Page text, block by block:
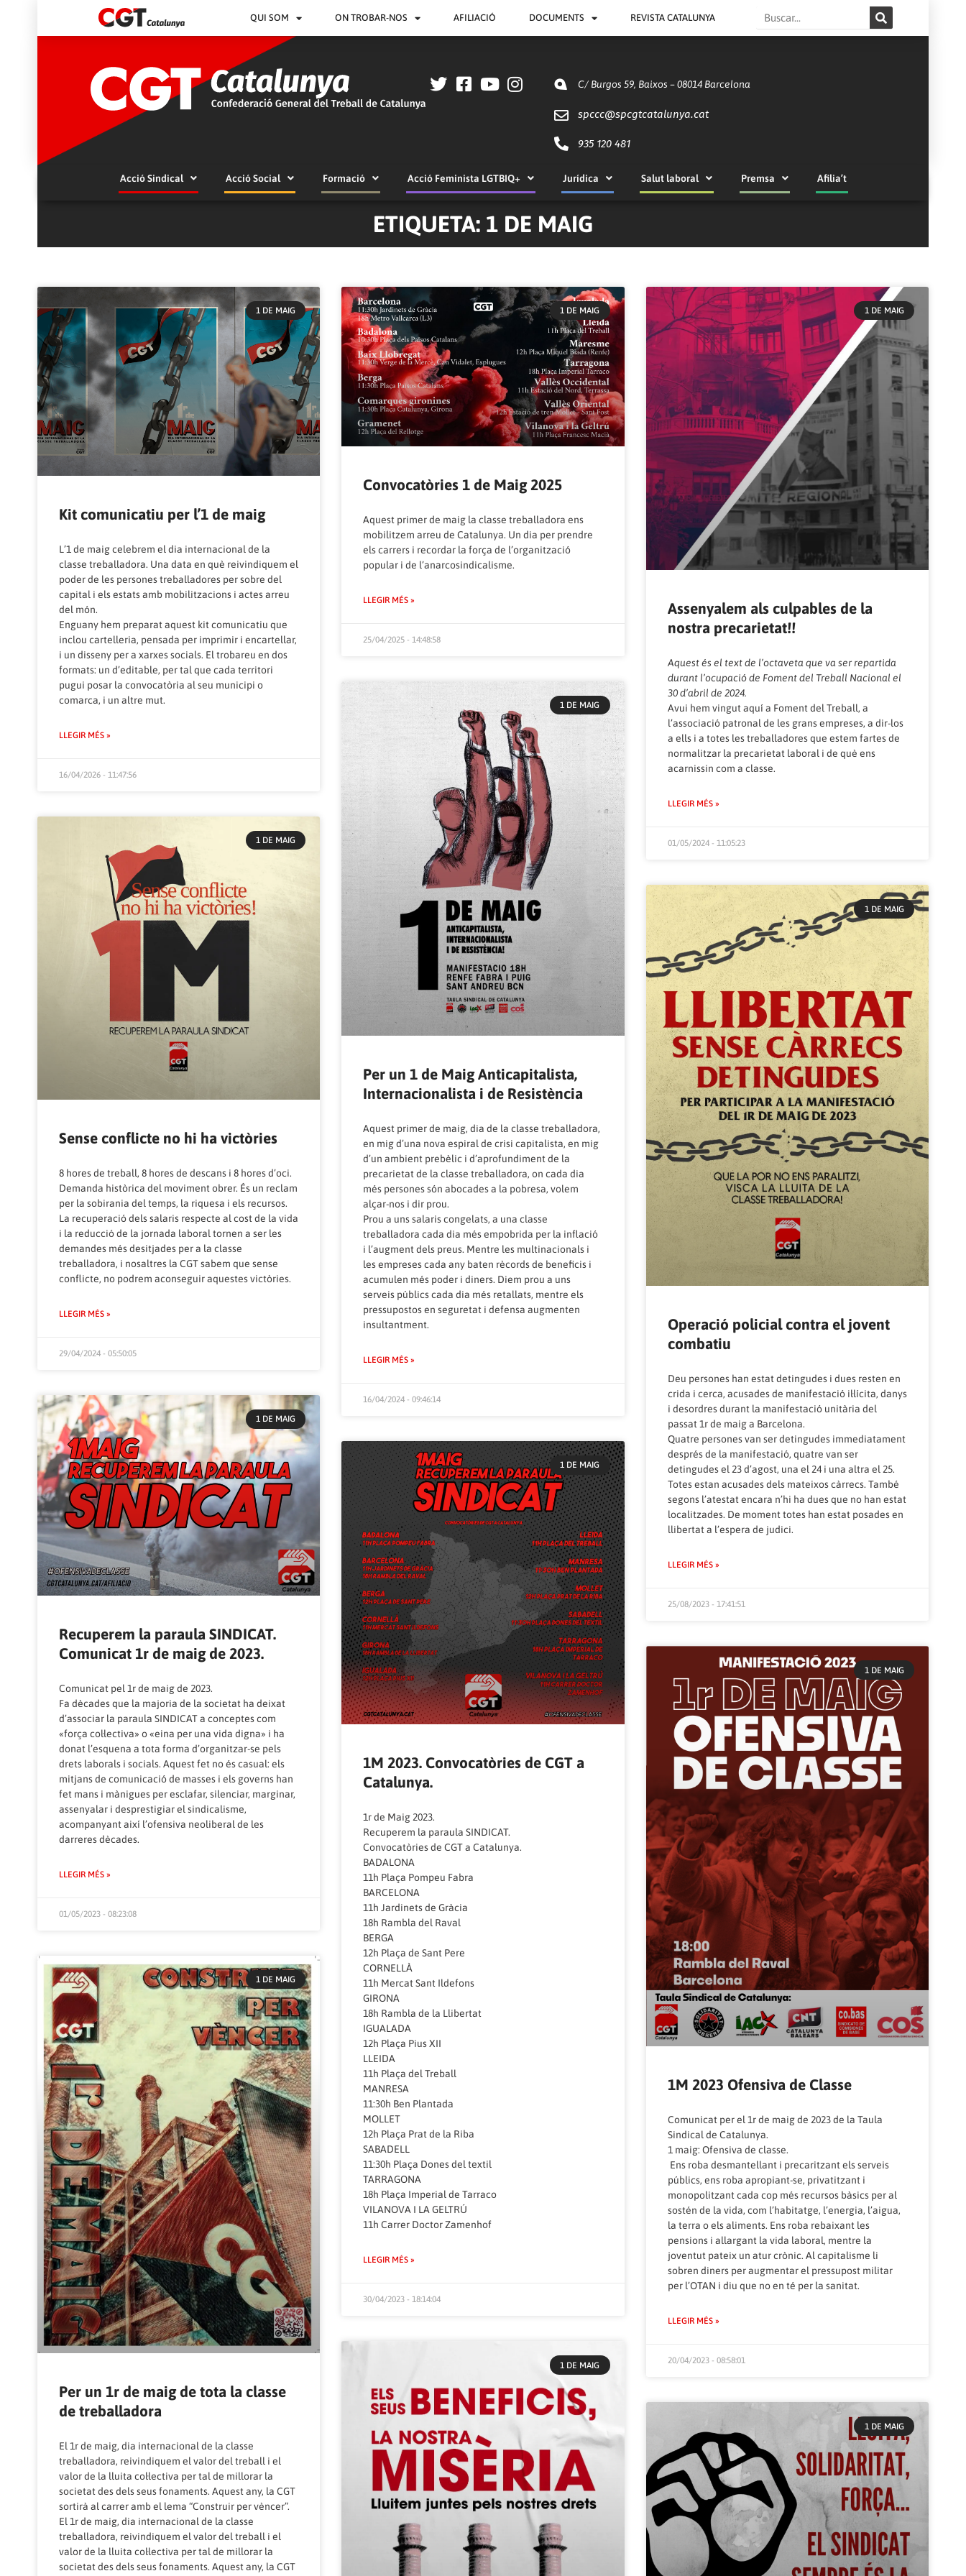
QUI SOM ON TROBAR-NOS AFILIACIÓ DOCUMENTS REVISTA CATALUNYA Search
C/ Burgos 59, Baixos – 08014 Barcelona
spccc@spcgtcatalunya.cat
935 120 481
Acció Sindical Acció Social Formació Acció Feminista LGTBIQ+ Jurídica Salut laboral Premsa Afilia’t
ETIQUETA: 1 DE MAIG
1 DE MAIG
Kit comunicatiu per l’1 de maig
L’1 de maig celebrem el dia internacional de la
classe treballadora. Una data en què reivindiquem el
poder de les persones treballadores per sobre del
capital i els estats amb mobilitzacions i actes arreu
del món.
Enguany hem preparat aquest kit comunicatiu que
inclou cartelleria, pensada per imprimir i encartellar,
i un disseny per a xarxes socials. El trobareu en dos
formats: un d’editable, per tal que cada territori
pugui posar la convocatòria al seu municipi o
comarca, i un altre mut.
LLEGIR MÉS »
16/04/2026 - 11:47:56
1 DE MAIG
Convocatòries 1 de Maig 2025
Aquest primer de maig la classe treballadora ens
mobilitzem arreu de Catalunya. Un dia per prendre
els carrers i recordar la força de l’organització
popular i de l’anarcosindicalisme.
LLEGIR MÉS »
25/04/2025 - 14:48:58
1 DE MAIG
Assenyalem als culpables de la
nostra precarietat!!
Aquest és el text de l’octaveta que va ser repartida
durant l’ocupació de Foment del Treball Nacional el
30 d’abril de 2024.
Avui hem vingut aquí a Foment del Treball, a
l’associació patronal de les grans empreses, a dir-los
a ells i a totes les treballadores que estem fartes de
normalitzar la precarietat laboral i de què ens
acarnissin com a classe.
LLEGIR MÉS »
01/05/2024 - 11:05:23
1 DE MAIG
Sense conflicte no hi ha victòries
8 hores de treball, 8 hores de descans i 8 hores d’oci.
Demanda històrica del moviment obrer. És un reclam
per la sobirania del temps, la riquesa i els recursos.
La recuperació dels salaris respecte al cost de la vida
i la reducció de la jornada laboral tornen a ser les
demandes més desitjades per a la classe
treballadora, i nosaltres la CGT sabem que sense
conflicte, no podrem aconseguir aquestes victòries.
LLEGIR MÉS »
29/04/2024 - 05:50:05
1 DE MAIG
Per un 1 de Maig Anticapitalista,
Internacionalista i de Resistència
Aquest primer de maig, dia de la classe treballadora,
en mig d’una nova espiral de crisi capitalista, en mig
d’un ambient prebèlic i d’aprofundiment de la
precarietat de la classe treballadora, on cada dia
més persones són abocades a la pobresa, volem
alçar-nos i dir prou.
Prou a uns salaris congelats, a una classe
treballadora cada dia més empobrida per la inflació
i l’augment dels preus. Mentre les multinacionals i
les empreses cada any baten rècords de beneficis i
acumulen més poder i diners. Diem prou a uns
serveis públics cada dia més retallats, mentre els
pressupostos en seguretat i defensa augmenten
insultantment.
LLEGIR MÉS »
16/04/2024 - 09:46:14
1 DE MAIG
Operació policial contra el jovent
combatiu
Deu persones han estat detingudes i dues resten en
crida i cerca, acusades de manifestació il·lícita, danys
i desordres durant la manifestació unitària del
passat 1r de maig a Barcelona.
Quatre persones van ser detingudes immediatament
després de la manifestació, quatre van ser
detingudes el 23 d’agost, una el 24 i una altra el 25.
Totes estan acusades dels mateixos càrrecs. També
segons l’atestat encara n’hi ha dues que no han estat
localitzades. De moment totes han estat posades en
llibertat a l’espera de judici.
LLEGIR MÉS »
25/08/2023 - 17:41:51
1 DE MAIG
Recuperem la paraula SINDICAT.
Comunicat 1r de maig de 2023.
Comunicat pel 1r de maig de 2023.
Fa dècades que la majoria de la societat ha deixat
d’associar la paraula SINDICAT a conceptes com
«força col·lectiva» o «eina per una vida digna» i ha
donat l’esquena a tota forma d’organitzar-se pels
drets laborals i socials. Aquest fet no és casual: els
mitjans de comunicació de masses i els governs han
fet mans i mànigues per esclafar, silenciar, marginar,
assenyalar i desprestigiar el sindicalisme,
acompanyant així l’ofensiva neoliberal de les
darreres dècades.
LLEGIR MÉS »
01/05/2023 - 08:23:08
1 DE MAIG
1M 2023. Convocatòries de CGT a
Catalunya.
1r de Maig 2023.
Recuperem la paraula SINDICAT.
Convocatòries de CGT a Catalunya.
BADALONA
11h Plaça Pompeu Fabra
BARCELONA
11h Jardinets de Gràcia
18h Rambla del Raval
BERGA
12h Plaça de Sant Pere
CORNELLÀ
11h Mercat Sant Ildefons
GIRONA
18h Rambla de la Llibertat
IGUALADA
12h Plaça Pius XII
LLEIDA
11h Plaça del Treball
MANRESA
11:30h Ben Plantada
MOLLET
12h Plaça Prat de la Riba
SABADELL
11:30h Plaça Dones del textil
TARRAGONA
18h Plaça Imperial de Tarraco
VILANOVA I LA GELTRÚ
11h Carrer Doctor Zamenhof
LLEGIR MÉS »
30/04/2023 - 18:14:04
1 DE MAIG
1M 2023 Ofensiva de Classe
Comunicat per el 1r de maig de 2023 de la Taula
Sindical de Catalunya.
1 maig: Ofensiva de classe.
Ens roba desmantellant i precaritzant els serveis
públics, ens roba apropiant-se, privatitzant i
monopolitzant cada cop més recursos bàsics per al
sostén de la vida, com l’habitatge, l’energia, l’aigua,
la terra o els aliments. Ens roba rebaixant les
pensions i allargant la vida laboral, mentre la
joventut pateix un atur crònic. Al capitalisme li
sobren diners per augmentar el pressupost militar
per l’OTAN i diu que no en té per la sanitat.
LLEGIR MÉS »
20/04/2023 - 08:58:01
1 DE MAIG
Per un 1r de maig de tota la classe
de treballadora
El 1r de maig, dia internacional de la classe
treballadora, reivindiquem el valor del treball i el
valor de la lluita col·lectiva per tal de millorar la
societat des dels seus fonaments. Aquest any, la CGT
sortirà al carrer amb el lema “Construir per vèncer”.
El 1r de maig, dia internacional de la classe
treballadora, reivindiquem el valor del treball i el
valor de la lluita col·lectiva per tal de millorar la
societat des dels seus fonaments. Aquest any, la CGT
1 DE MAIG
1 DE MAIG